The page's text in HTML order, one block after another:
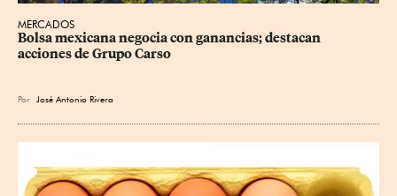
MERCADOS
Bolsa mexicana negocia con ganancias; destacan
acciones de Grupo Carso
Por José Antonio Rivera